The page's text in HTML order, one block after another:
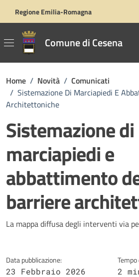
Regione Emilia-Romagna
Comune di Cesena
Home / Novità / Comunicati
/ Sistemazione Di Marciapiedi E
Architettoniche
Sistemazione di
marciapiedi e
abbattimento
barriere
Dettagli della
La mappa diffusa degli interventi via
Data pubblicazione:
23 Febbraio 2026
2